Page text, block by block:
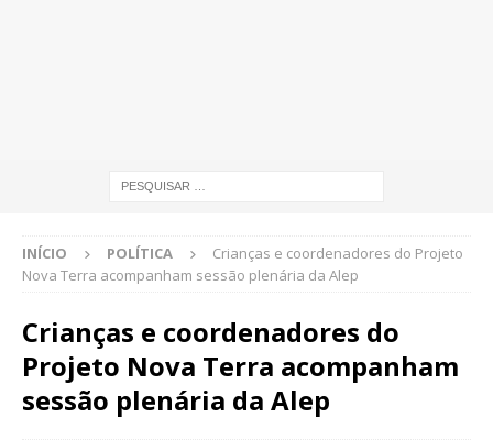
INÍCIO POLÍTICA
Crianças e coordenadores do Projeto
Nova Terra acompanham sessão plenária da Alep
Crianças e coordenadores do
Projeto Nova Terra acompanham
sessão plenária da Alep